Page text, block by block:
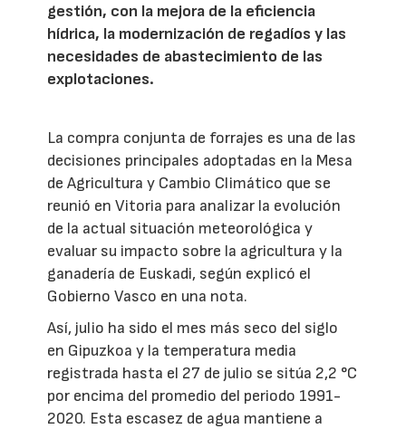
gestión, con la mejora de la eficiencia
hídrica, la modernización de regadíos y las
necesidades de abastecimiento de las
explotaciones.
La compra conjunta de forrajes es una de las
decisiones principales adoptadas en la Mesa
de Agricultura y Cambio Climático que se
reunió en Vitoria para analizar la evolución
de la actual situación meteorológica y
evaluar su impacto sobre la agricultura y la
ganadería de Euskadi, según explicó el
Gobierno Vasco en una nota.
Así, julio ha sido el mes más seco del siglo
en Gipuzkoa y la temperatura media
registrada hasta el 27 de julio se sitúa 2,2 °C
por encima del promedio del periodo 1991-
2020. Esta escasez de agua mantiene a